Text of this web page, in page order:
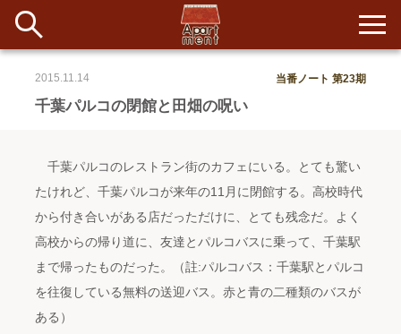
#アイデア #イベント #インド #エッセイ #ボツ #マルシェ
#旅
イベント&ショップ
長期滞在者&more
新着
配信
千葉パルコの閉館と田畑の呪い
2015.11.14 当番ノート 第23期
千葉パルコのレストラン街のカフェにいる。とても驚い
たけれど、千葉パルコが来年の11月に閉館する。高校時代
から付き合いがある店だっただけに、とても残念だ。よく
高校からの帰り道に、友達とパルコバスに乗って、千葉駅
まで帰ったものだった。（註:パルコバス：千葉駅とパルコ
を往復している無料の送迎バス。赤と青の二種類のバスが
ある）